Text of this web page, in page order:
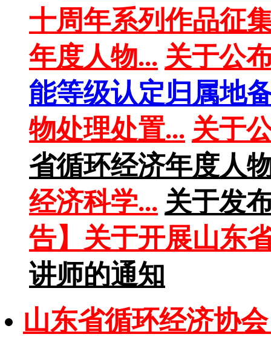
十周年系列作品征
年度人物... 关于公
能等级认定归属地
物处理处置... 关于
省循环经济年度人
经济科学... 关于发
告】关于开展山东
讲师的通知
山东省循环经济协